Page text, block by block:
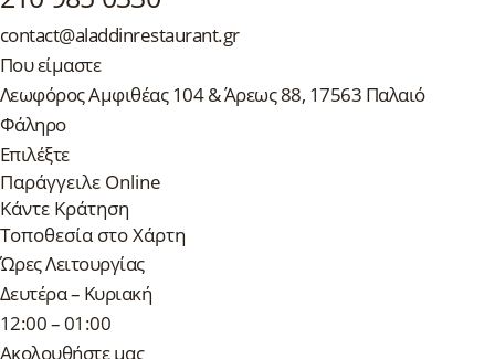
contact@aladdinrestaurant.gr
Που είμαστε
Λεωφόρος Αμφιθέας 104 & Άρεως 88, 17563 Παλαιό
Φάληρο
Επιλέξτε
Παράγγειλε Online
Κάντε Κράτηση
Τοποθεσία στο Χάρτη
Ώρες Λειτουργίας
Δευτέρα – Κυριακή
12:00 – 01:00
Ακολουθήστε μας